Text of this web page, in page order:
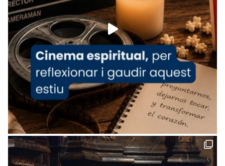
Aquest dilluns, 27 de juliol, ha tingut lloc la
missa d’acció de gràcies en agraïment al
comitè organitzador de la visita apostòlica
del Sant Pare Lleó XIV a Barcelona, i als
col·laboradors, a la Catedral de Barcelona.
L’arquebisbe de Barcelona, el cardenal Joan
Josep Omella, ha presidit la missa i l’ha
concelebrat el bisbe auxiliar de Barcelona,
Mons. David Abadías.
📸 Dr. G. Simón
Foto
View on Facebook Share